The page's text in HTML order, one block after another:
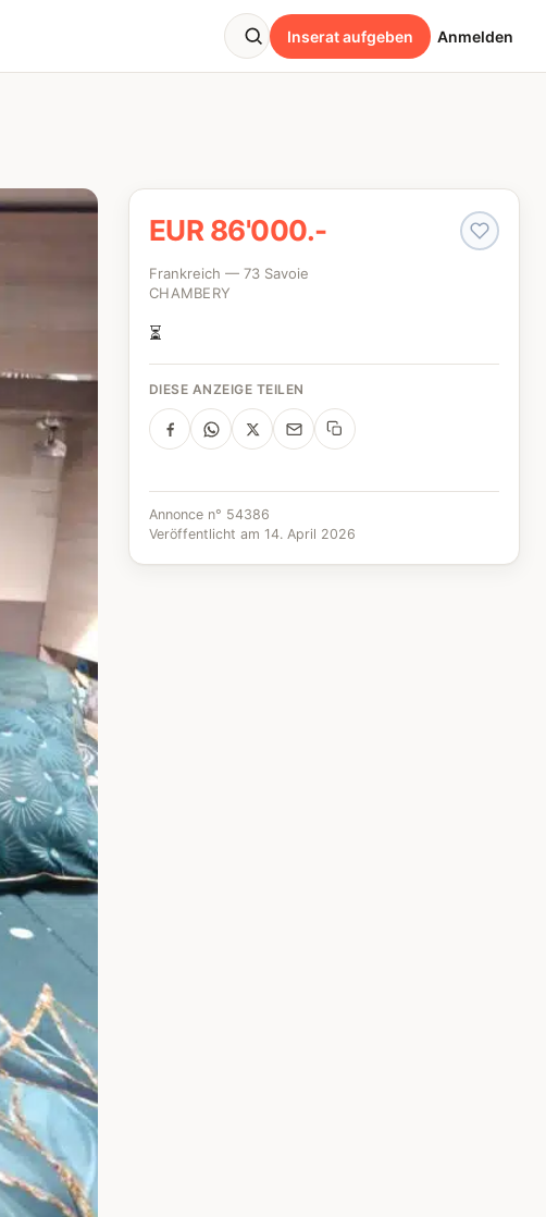
Inserat aufgeben Anmelden
EUR 86'000.-
Frankreich — 73 Savoie
CHAMBERY
⏳
DIESE ANZEIGE TEILEN
Annonce n° 54386
Veröffentlicht am 14. April 2026